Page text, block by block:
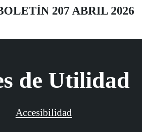
207 ABRIL 2026
de Utilidad
Accesibilidad